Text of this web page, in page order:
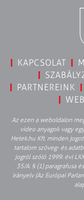
KAPCSOLAT
PARTNEREINK
Az ezen a weboldalon
video anyagok vagy
Hetek.hu Kft. minden
tartalom szöveg- és
jogról szóló 1999. évi
35/A. § (1) paragrafusa
irányelv (Az Európai